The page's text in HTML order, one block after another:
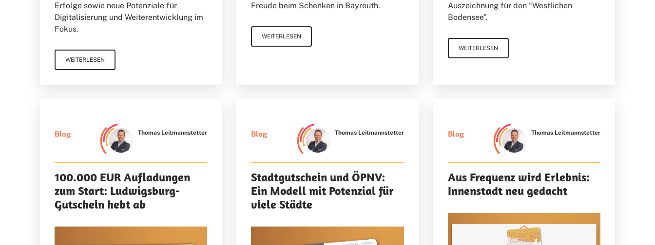
Erfolge sowie neue Potenziale für
Digitalisierung und Weiterentwicklung im
Fokus.
WEITERLESEN
Freude beim Schenken in Bayreuth.
WEITERLESEN
Auszeichnung für den “Westlichen
Bodensee”.
WEITERLESEN
Blog Thomas Leitmannstetter
100.000 EUR Aufladungen
zum Start: Ludwigsburg-
Gutschein hebt ab
Blog Thomas Leitmannstetter
Stadtgutschein und ÖPNV:
Ein Modell mit Potenzial für
viele Städte
Blog Thomas Leitmannstetter
Aus Frequenz wird Erlebnis:
Innenstadt neu gedacht